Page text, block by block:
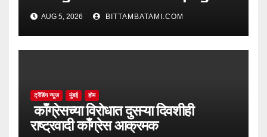
AUG 5, 2026 BITTAMBATAMI.COM
ट्रेंडिंग न्यूज मुंबई होम
काँग्रेसच्या विरोधात दुसऱ्या दिवशीही
राष्ट्रवादी काँग्रेस आक्रमक